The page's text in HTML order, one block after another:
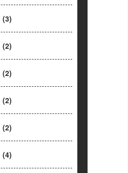
(3)
(2)
(2)
(2)
(2)
(4)